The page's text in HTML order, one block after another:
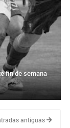
fin de semana
antiguas